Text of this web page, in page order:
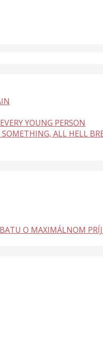
YOUNG PERSON
ALL HELL
O MAXIMÁLNOM